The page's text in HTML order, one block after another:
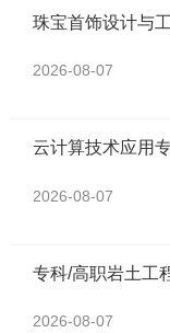
珠宝首饰设计与
2026-08-07
云计算技术应用
2026-08-07
专科/高职岩土工
2026-08-07